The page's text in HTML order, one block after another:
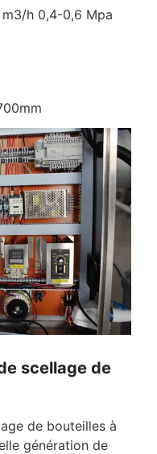
m3/h 0,4-0,6 Mpa
scellage de
de bouteilles à
génération de